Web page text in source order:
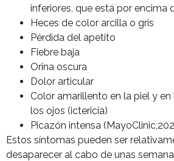
inferiores, que está por encima
Heces de color arcilla o gris
Pérdida del apetito
Fiebre baja
Orina oscura
Dolor articular
Color amarillento en la piel y
los ojos (ictericia)
Picazón intensa
Estos síntomas pueden ser
desaparecer al cabo de unas